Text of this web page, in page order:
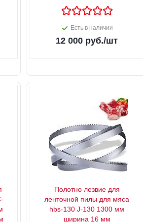
Есть в наличии
12 000 руб./шт
Полотно лезвие для
ленточной пилы для мяса
hbs-130 J-130 1300 мм
ширина 16 мм